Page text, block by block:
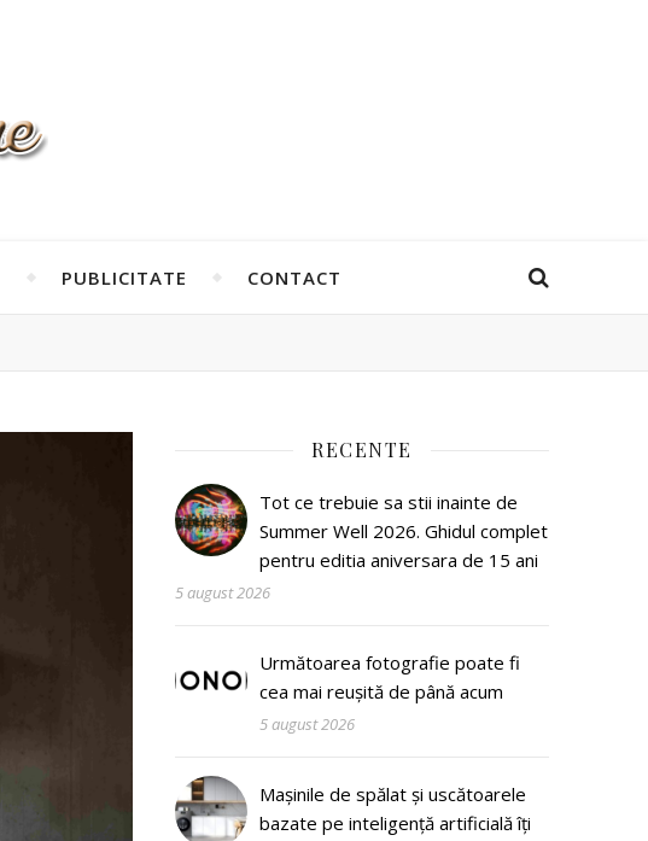
PUBLICITATE CONTACT
RECENTE
Tot ce trebuie sa stii inainte de
Summer Well 2026. Ghidul complet
pentru editia aniversara de 15 ani
5 august 2026
Următoarea fotografie poate fi
cea mai reușită de până acum
5 august 2026
Mașinile de spălat și uscătoarele
bazate pe inteligență artificială îți